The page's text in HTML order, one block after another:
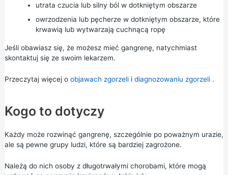
utrata czucia lub silny ból w dotkniętym obszarze
owrzodzenia lub pęcherze w dotkniętym obszarze, które
krwawią lub wytwarzają cuchnącą ropę
Jeśli obawiasz się, że możesz mieć gangrenę, natychmiast
skontaktuj się ze swoim lekarzem.
Przeczytaj więcej o objawach zgorzelii diagnozowaniu zgorzeli.
Kogo to dotyczy
Każdy może rozwinąć gangrenę, szczególnie po poważnym urazie,
ale są pewne grupy ludzi, które są bardziej zagrożone.
Należą do nich osoby z długotrwałymi chorobami, które mogą